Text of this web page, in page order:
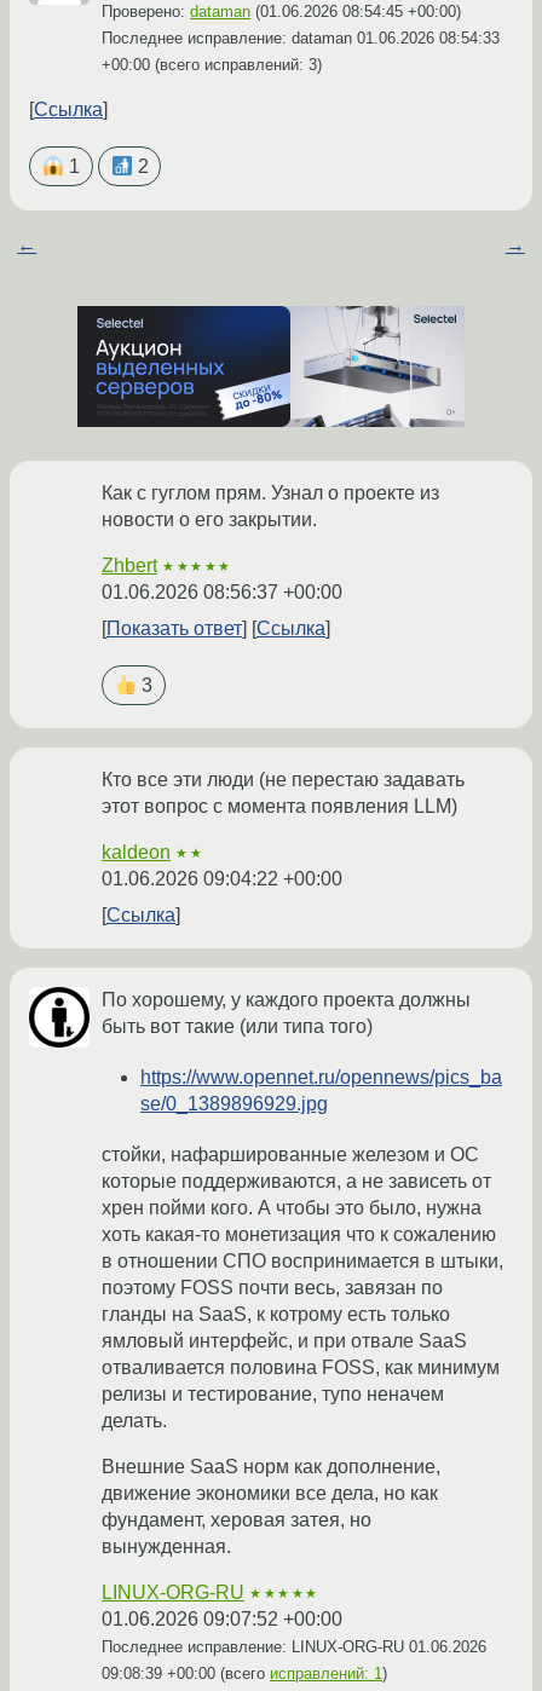
Проверено: dataman (01.06.2026 08:54:45 +00:00)
Последнее исправление: dataman 01.06.2026 08:54:33
+00:00 (всего исправлений: 3)
Ссылка
1 2
← →
Как с гуглом прям. Узнал о проекте из
новости о его закрытии.
Zhbert ★★★★★
01.06.2026 08:56:37 +00:00
Показать ответ
Ссылка
3
Кто все эти люди (не перестаю задавать
этот вопрос с момента появления LLM)
kaldeon ★★
01.06.2026 09:04:22 +00:00
Ссылка
По хорошему, у каждого проекта должны
быть вот такие (или типа того)
https://www.opennet.ru/opennews/pics_ba
se/0_1389896929.jpg
стойки, нафаршированные железом и ОС
которые поддерживаются, а не зависеть от
хрен пойми кого. А чтобы это было, нужна
хоть какая-то монетизация что к сожалению
в отношении СПО воспринимается в штыки,
поэтому FOSS почти весь, завязан по
гланды на SaaS, к котрому есть только
ямловый интерфейс, и при отвале SaaS
отваливается половина FOSS, как минимум
релизы и тестирование, тупо неначем
делать.
Внешние SaaS норм как дополнение,
движение экономики все дела, но как
фундамент, херовая затея, но
вынужденная.
LINUX-ORG-RU ★★★★★
01.06.2026 09:07:52 +00:00
Последнее исправление: LINUX-ORG-RU 01.06.2026
09:08:39 +00:00 (всего исправлений: 1)